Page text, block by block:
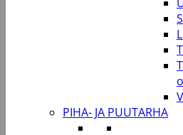
PIHA- JA PUUTARHA